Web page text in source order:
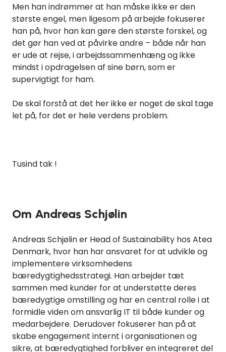
Men han indrømmer at han måske ikke er den
største engel, men ligesom på arbejde fokuserer
han på, hvor han kan gøre den største forskel, og
det gør han ved at påvirke andre – både når han
er ude at rejse, i arbejdssammenhæng og ikke
mindst i opdragelsen af sine børn, som er
supervigtigt for ham.
De skal forstå at det her ikke er noget de skal tage
let på, for det er hele verdens problem.
Tusind tak !
Om Andreas Schjølin
Andreas Schjølin er Head of Sustainability hos Atea
Denmark, hvor han har ansvaret for at udvikle og
implementere virksomhedens
bæredygtighedsstrategi. Han arbejder tæt
sammen med kunder for at understøtte deres
bæredygtige omstilling og har en central rolle i at
formidle viden om ansvarlig IT til både kunder og
medarbejdere. Derudover fokuserer han på at
skabe engagement internt i organisationen og
sikre, at bæredygtighed forbliver en integreret del